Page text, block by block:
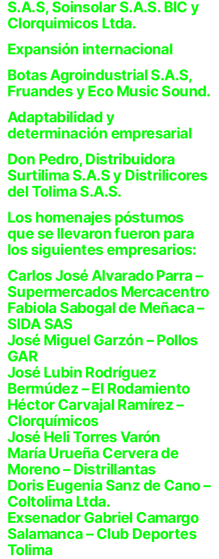
S.A.S, Soinsolar S.A.S. BIC y
Clorquimicos Ltda.
Expansión internacional
Botas Agroindustrial S.A.S,
Fruandes y Eco Music Sound.
Adaptabilidad y
determinación empresarial
Don Pedro, Distribuidora
Surtilima S.A.S y Distrilicores
del Tolima S.A.S.
Los homenajes póstumos
que se llevaron fueron para
los siguientes empresarios:
Carlos José Alvarado Parra –
Supermercados Mercacentro
Fabiola Sabogal de Meñaca –
SIDA SAS
José Miguel Garzón – Pollos
GAR
José Lubin Rodríguez
Bermúdez – El Rodamiento
Héctor Carvajal Ramírez –
Clorquímicos
José Heli Torres Varón
María Urueña Cervera de
Moreno – Distrillantas
Doris Eugenia Sanz de Cano –
Coltolima Ltda.
Exsenador Gabriel Camargo
Salamanca – Club Deportes
Tolima